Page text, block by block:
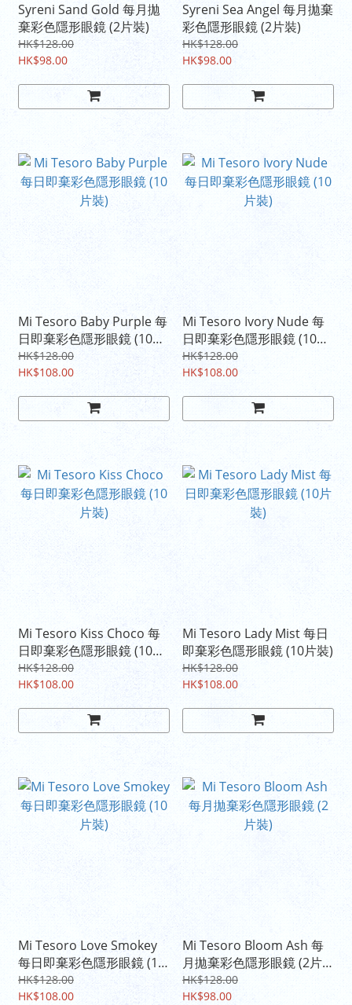
Syreni Sand Gold 每月拋
棄彩色隱形眼鏡 (2片裝)
HK$128.00
HK$98.00
Syreni Sea Angel 每月拋棄
彩色隱形眼鏡 (2片裝)
HK$128.00
HK$98.00
Mi Tesoro Baby Purple 每
日即棄彩色隱形眼鏡 (10片
裝)
HK$128.00
HK$108.00
Mi Tesoro Ivory Nude 每
日即棄彩色隱形眼鏡 (10片
裝)
HK$128.00
HK$108.00
Mi Tesoro Kiss Choco 每
日即棄彩色隱形眼鏡 (10片
裝)
HK$128.00
HK$108.00
Mi Tesoro Lady Mist 每日
即棄彩色隱形眼鏡 (10片裝)
HK$128.00
HK$108.00
Mi Tesoro Love Smokey
每日即棄彩色隱形眼鏡 (10
片裝)
HK$128.00
HK$108.00
Mi Tesoro Bloom Ash 每
月拋棄彩色隱形眼鏡 (2片
裝)
HK$128.00
HK$98.00